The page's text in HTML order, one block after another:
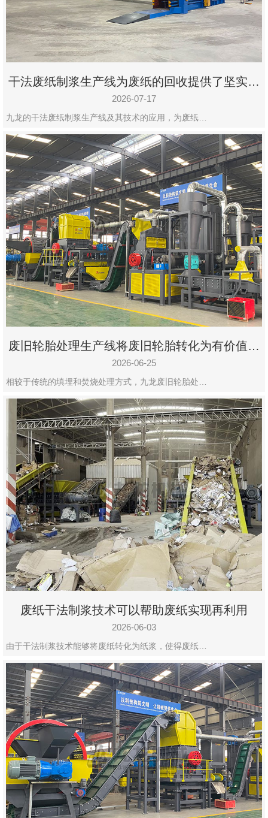
号-1
干法废纸制浆生产线为废纸的回收提供了坚实的
保障
2026-07-17
九龙的干法废纸制浆生产线及其技术的应用，为废纸…
废旧轮胎处理生产线将废旧轮胎转化为有价值的
资源
2026-06-25
相较于传统的填埋和焚烧处理方式，九龙废旧轮胎处…
废纸干法制浆技术可以帮助废纸实现再利用
2026-06-03
由于干法制浆技术能够将废纸转化为纸浆，使得废纸…